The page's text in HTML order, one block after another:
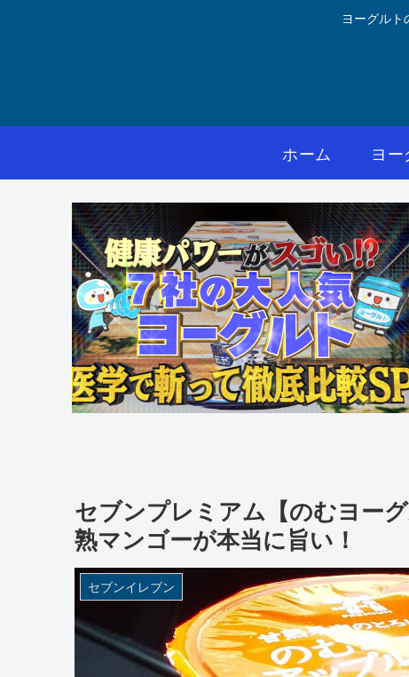
ヨーグル
ホーム ヨ
セブンプレミアム【のむヨー
熟マンゴーが本当に旨い！
セブンイレブン